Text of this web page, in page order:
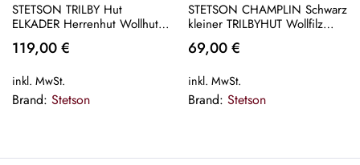
STETSON TRILBY Hut
ELKADER Herrenhut Wollhut
klein Hüte blau Wollfilz Neu
119,00€
inkl. MwSt.
Brand: Stetson
STETSON CHAMPLIN Schwarz
kleiner TRILBYHUT Wollfilz
Trilby Hut Wollhut Hat NEU
69,00€
inkl. MwSt.
Brand: Stetson